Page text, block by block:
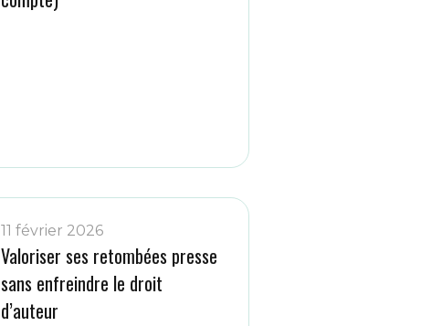
11 février 2026
Valoriser ses retombées presse
sans enfreindre le droit
d’auteur